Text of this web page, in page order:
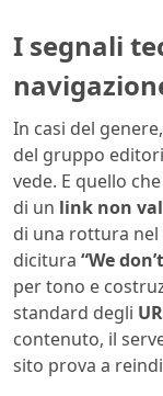
I segnali
In casi del
del gruppo
vede. E quello
di un link non
di una rottura nel
dicitura “We
per tono e
standard degli
contenuto, il
sito prova a